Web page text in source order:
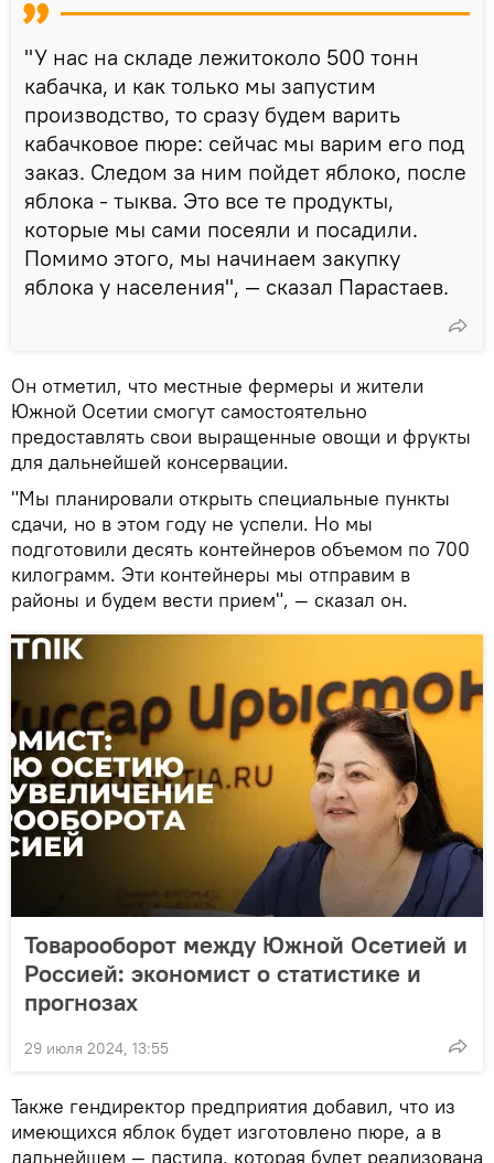
"У нас на складе лежитоколо 500 тонн
кабачка, и как только мы запустим
производство, то сразу будем варить
кабачковое пюре: сейчас мы варим его под
заказ. Следом за ним пойдет яблоко, после
яблока - тыква. Это все те продукты,
которые мы сами посеяли и посадили.
Помимо этого, мы начинаем закупку
яблока у населения", — сказал Парастаев.
Он отметил, что местные фермеры и жители
Южной Осетии смогут самостоятельно
предоставлять свои выращенные овощи и фрукты
для дальнейшей консервации.
"Мы планировали открыть специальные пункты
сдачи, но в этом году не успели. Но мы
подготовили десять контейнеров объемом по 700
килограмм. Эти контейнеры мы отправим в
районы и будем вести прием", — сказал он.
Товарооборот между Южной Осетией и
Россией: экономист о статистике и
прогнозах
29 июля 2024, 13:55
Также гендиректор предприятия добавил, что из
имеющихся яблок будет изготовлено пюре, а в
дальнейшем — пастила, которая будет реализована